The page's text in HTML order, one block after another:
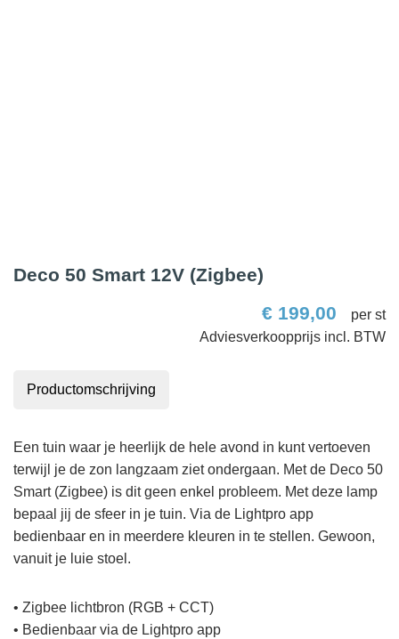
Deco 50 Smart 12V (Zigbee)
€ 199,00 per st
Productomschrijving
Een tuin waar je heerlijk de hele avond in kunt vertoeven
terwijl je de zon langzaam ziet ondergaan. Met de Deco 50
Smart (Zigbee) is dit geen enkel probleem. Met deze lamp
bepaal jij de sfeer in je tuin. Via de Lightpro app
bedienbaar en in meerdere kleuren in te stellen. Gewoon,
vanuit je luie stoel.
• Zigbee lichtbron (RGB + CCT)
• Bedienbaar via de Lightpro app